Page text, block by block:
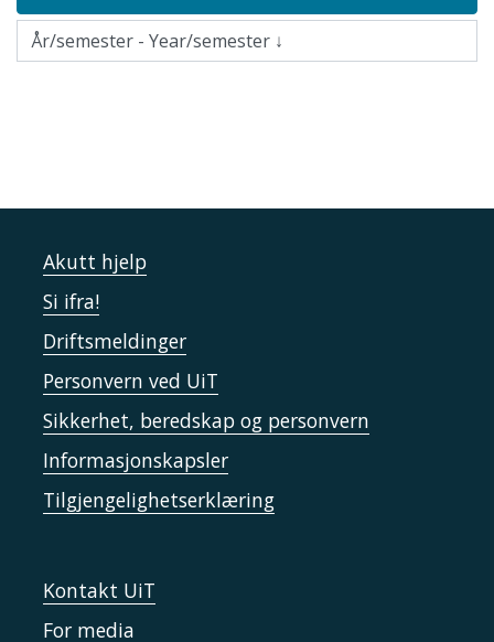
Akutt hjelp
Si ifra!
Driftsmeldinger
Personvern ved UiT
Sikkerhet, beredskap og personvern
Informasjonskapsler
Tilgjengelighetserklæring
Kontakt UiT
For media